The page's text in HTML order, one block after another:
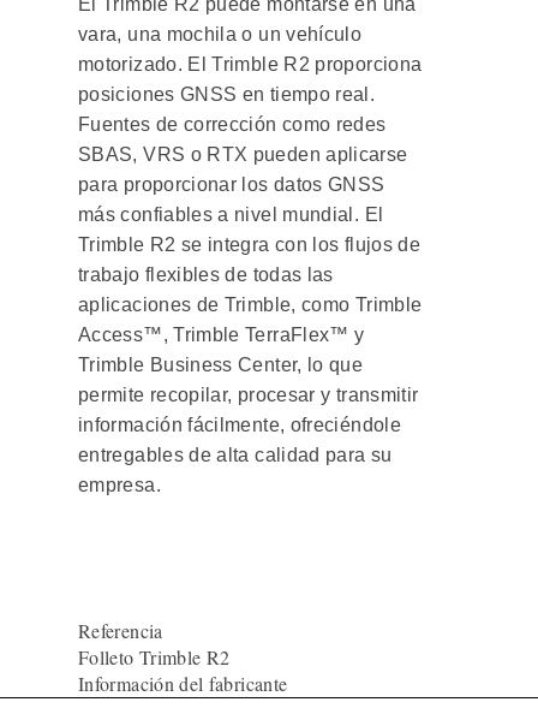
El Trimble R2 puede montarse en una
vara, una mochila o un vehículo
motorizado. El Trimble R2 proporciona
posiciones GNSS en tiempo real.
Fuentes de corrección como redes
SBAS, VRS o RTX pueden aplicarse
para proporcionar los datos GNSS
más confiables a nivel mundial. El
Trimble R2 se integra con los flujos de
trabajo flexibles de todas las
aplicaciones de Trimble, como Trimble
Access™, Trimble TerraFlex™ y
Trimble Business Center, lo que
permite recopilar, procesar y transmitir
información fácilmente, ofreciéndole
entregables de alta calidad para su
empresa.
Referencia
Folleto Trimble R2
Información del fabricante